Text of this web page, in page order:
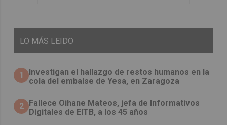
LO MÁS LEIDO
1
Investigan el hallazgo de restos humanos en la
cola del embalse de Yesa, en Zaragoza
2 Fallece Oihane Mateos, jefa de Informativos
Digitales de EITB, a los 45 años